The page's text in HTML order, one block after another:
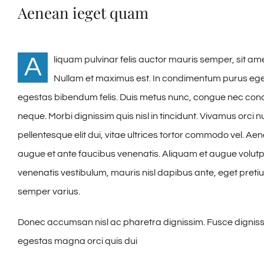
Aenean ieget quam
A
liquam pulvinar felis auctor mauris semper, sit
Nullam et maximus est. In condimentum purus
egestas bibendum felis. Duis metus nunc, congue nec
neque. Morbi dignissim quis nisl in tincidunt. Vivamus
pellentesque elit dui, vitae ultrices tortor commodo vel.
augue et ante faucibus venenatis. Aliquam et augue
venenatis vestibulum, mauris nisl dapibus ante, eget
semper varius.
Donec accumsan nisl ac pharetra dignissim. Fusce
egestas magna orci quis dui